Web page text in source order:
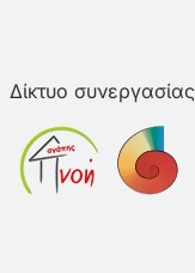
Δίκτυο συνεργασίας